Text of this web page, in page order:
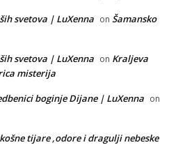
svetova | LuXenna on Šamansko
svetova | LuXenna on Kraljeva
misterija
boginje Dijane | LuXenna on
tijare ,odore i dragulji nebeske